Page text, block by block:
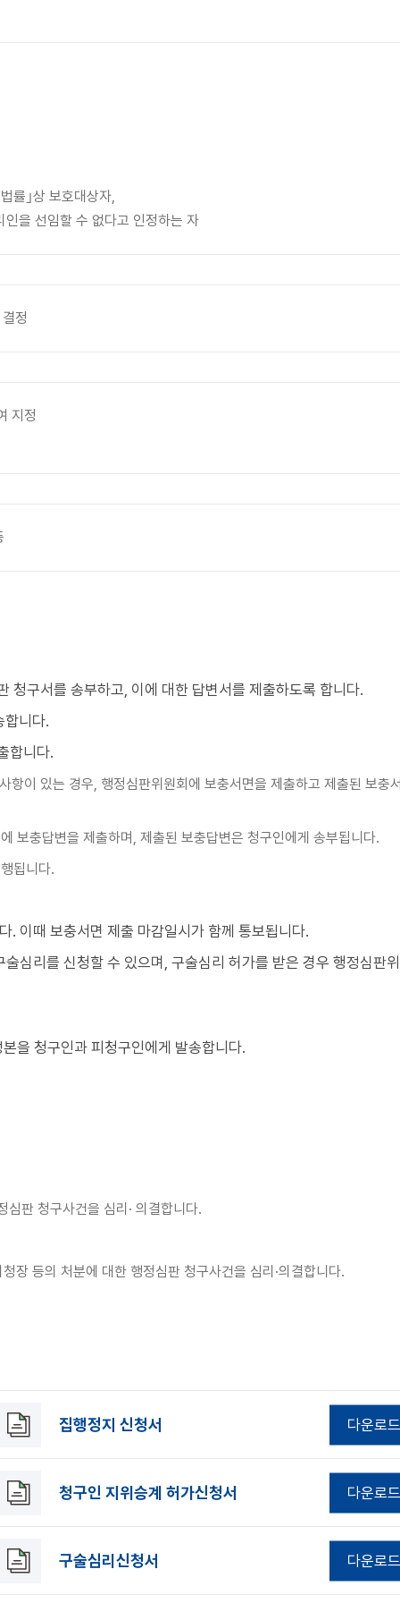
률｣상 보호대상자,
을 선임할 수 없다고 인정하는 자
정
지정
청구서를 송부하고, 이에 대한 답변서를 제출하도록 합니다.
합니다.
합니다.
이 있는 경우, 행정심판위원회에 보충서면을 제출하고 제출된 보충
보충답변을 제출하며, 제출된 보충답변은 청구인에게 송부됩니다.
됩니다.
. 이때 보충서면 제출 마감일시가 함께 통보됩니다.
심리를 신청할 수 있으며, 구술심리 허가를 받은 경우 행정심판
을 청구인과 피청구인에게 발송합니다.
판 청구사건을 심리· 의결합니다.
장 등의 처분에 대한 행정심판 청구사건을 심리·의결합니다.
집행정지 신청서 다운로드
청구인 지위승계 허가신청서 다운로드
구술심리신청서 다운로드